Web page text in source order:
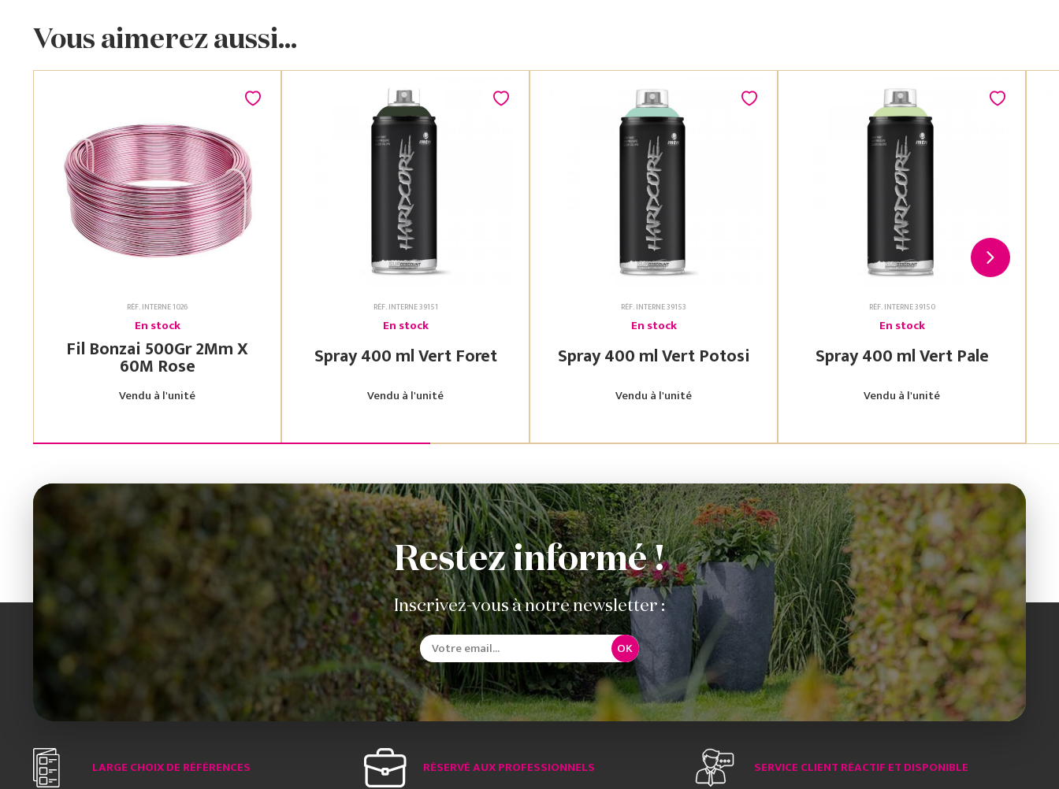
Vous aimerez aussi...
RÉF. INTERNE 1026
En stock
Fil Bonzai 500Gr 2Mm X
60M Rose
Vendu à l'unité
RÉF. INTERNE 39151
En stock
Spray 400 ml Vert Foret
Vendu à l'unité
RÉF. INTERNE 39153
En stock
Spray 400 ml Vert Potosi
Vendu à l'unité
RÉF. INTERNE 39150
En stock
Spray 400 ml Vert Pale
Vendu à l'unité
Restez informé !
Inscrivez-vous à notre newsletter :
OK
LARGE CHOIX DE RÉFÉRENCES RÉSERVÉ AUX PROFESSIONNELS SERVICE CLIENT RÉACTIF ET DISPONIBLE